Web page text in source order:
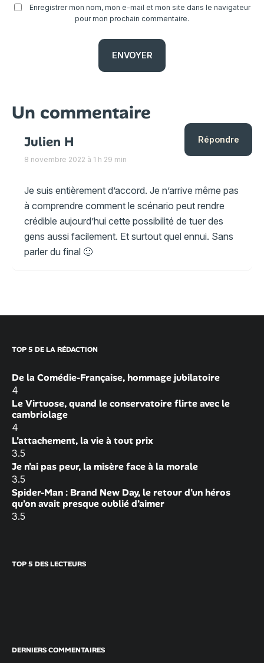
Enregistrer mon nom, mon e-mail et mon site dans le navigateur
pour mon prochain commentaire.
Un commentaire
Julien H
8 novembre 2022 à 1 h 29 min
Je suis entièrement d’accord. Je n’arrive même pas
à comprendre comment le scénario peut rendre
crédible aujourd’hui cette possibilité de tuer des
gens aussi facilement. Et surtout quel ennui. Sans
parler du final 🙁
Répondre
TOP 5 DE LA RÉDACTION
De la Comédie-Française, hommage jubilatoire
4
Le Virtuose, quand le conservatoire flirte avec le
cambriolage
4
L’attachement, la vie à tout prix
3.5
Je n’ai pas peur, la misère face à la morale
3.5
Spider-Man : Brand New Day, le retour d’un héros
qu’on avait presque oublié d’aimer
3.5
TOP 5 DES LECTEURS
DERNIERS COMMENTAIRES